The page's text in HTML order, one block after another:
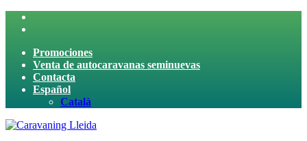
Skip
contentPromociones
Venta de autocaravanas seminuevas
Contacta
Español
Català